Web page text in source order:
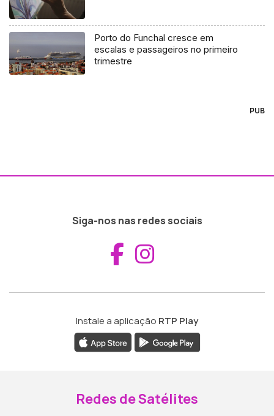
Porto do Funchal cresce em
escalas e passageiros no primeiro
trimestre
PUB
Siga-nos nas redes sociais
Aceder ao
Instale a aplicação RTP Play
Redes de Satélites